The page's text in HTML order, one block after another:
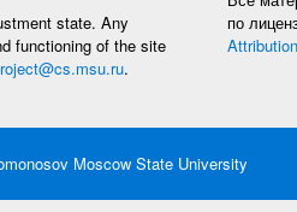
state. Any
functioning of the site
.
по
Moscow State University